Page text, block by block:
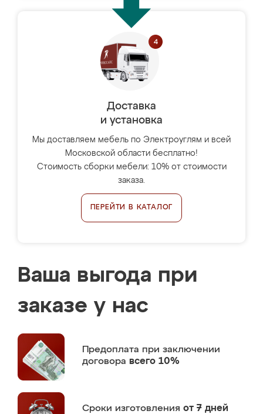
Доставка
и установка
Мы доставляем мебель по Электроуглям и всей
Московской области бесплатно!
Стоимость сборки мебели: 10% от стоимости
заказа.
ПЕРЕЙТИ В КАТАЛОГ
Ваша выгода при
заказе у нас
Предоплата при заключении
договора всего 10%
Сроки изготовления от 7 дней